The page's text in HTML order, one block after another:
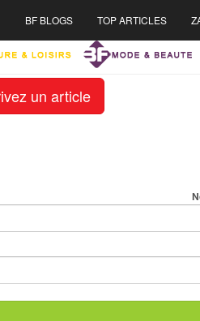
un article
BF BLOGS TOP ARTICLES